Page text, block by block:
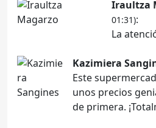
Iraultza
01:31):
La
Kazimiera
Este
unos precios
de primera.